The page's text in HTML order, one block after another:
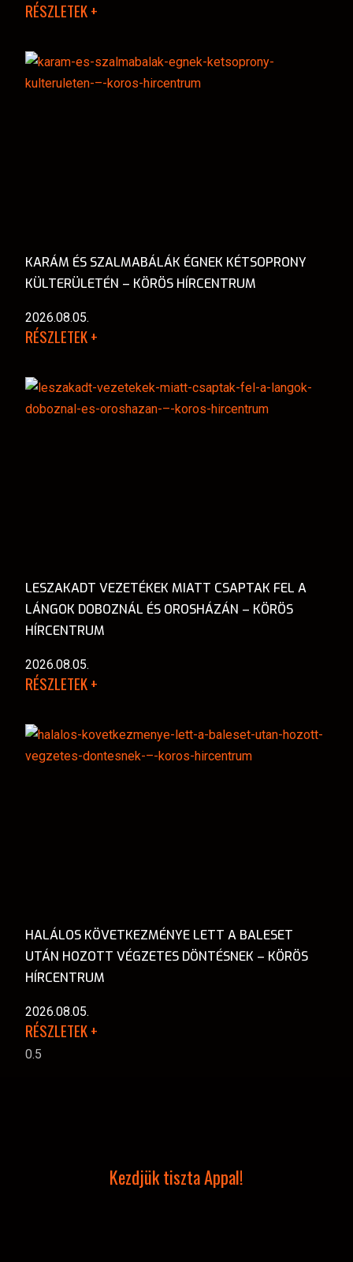
RÉSZLETEK +
KARÁM ÉS SZALMABÁLÁK ÉGNEK KÉTSOPRONY
KÜLTERÜLETÉN – KÖRÖS HÍRCENTRUM
2026.08.05.
RÉSZLETEK +
LESZAKADT VEZETÉKEK MIATT CSAPTAK FEL A
LÁNGOK DOBOZNÁL ÉS OROSHÁZÁN – KÖRÖS
HÍRCENTRUM
2026.08.05.
RÉSZLETEK +
HALÁLOS KÖVETKEZMÉNYE LETT A BALESET
UTÁN HOZOTT VÉGZETES DÖNTÉSNEK – KÖRÖS
HÍRCENTRUM
2026.08.05.
RÉSZLETEK +
Kezdjük tiszta Appal!